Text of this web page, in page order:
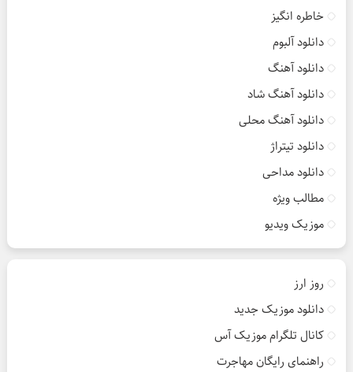
خاطره انگیز
دانلود آلبوم
دانلود آهنگ
دانلود آهنگ شاد
دانلود آهنگ محلی
دانلود تیتراژ
دانلود مداحی
مطالب ویژه
موزیک ویدیو
روز ارز
دانلود موزیک جدید
کانال تلگرام موزیک آس
راهنمای رایگان مهاجرت